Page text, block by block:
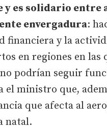
y es solidario entre
envergadura:
financiera y la
en regiones en las
podrían seguir
el ministro que,
que afecta al
natal.